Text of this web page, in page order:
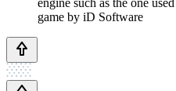
game by iD Software